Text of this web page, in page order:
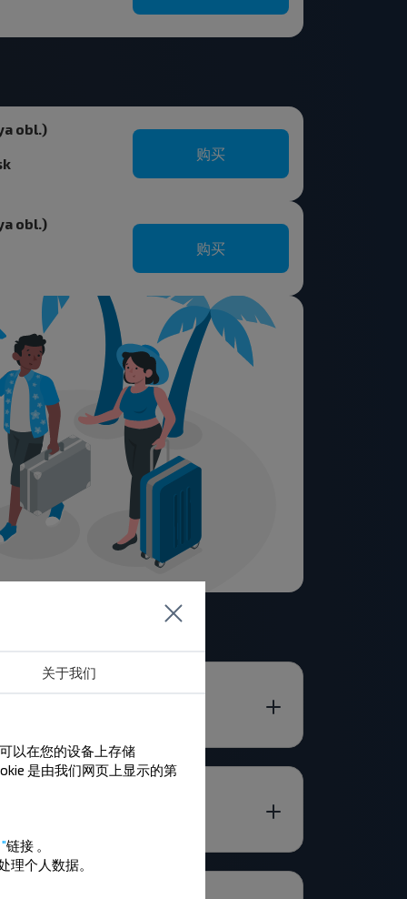
obl.)
购买
obl.)
购买
关于我们
以在您的设备上存储
是由我们网页上显示的第
链接 。
理个人数据。